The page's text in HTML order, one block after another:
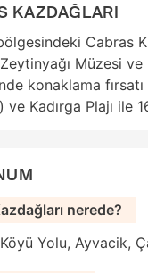
KAZDAĞLARI
Cabras
Müzesi ve
konaklama
ve Kadırga Plajı ile
nerede?
Yolu, Ayvacik,